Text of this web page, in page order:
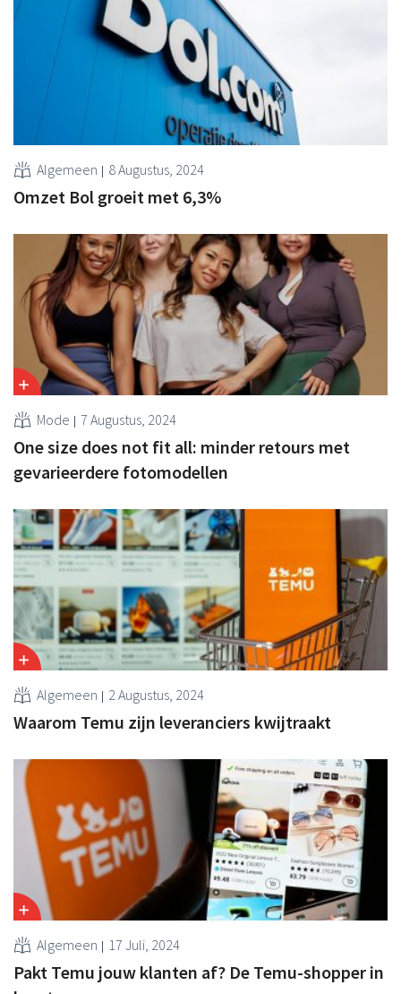
Algemeen 8 Augustus, 2024
Omzet Bol groeit met 6,3%
Mode 7 Augustus, 2024
One size does not fit all: minder retours met
gevarieerdere fotomodellen
Algemeen 2 Augustus, 2024
Waarom Temu zijn leveranciers kwijtraakt
Algemeen 17 Juli, 2024
Pakt Temu jouw klanten af? De Temu-shopper in